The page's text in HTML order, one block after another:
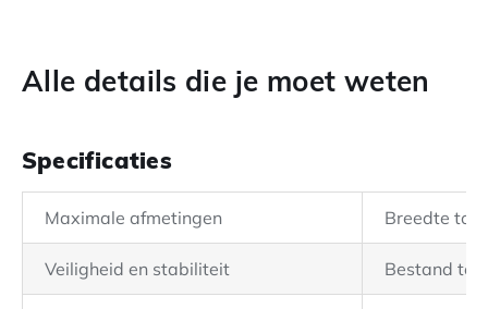
Alle details die je moet weten
Specificaties
Maximale afmetingen Breedte tot
Veiligheid en stabiliteit Bestand